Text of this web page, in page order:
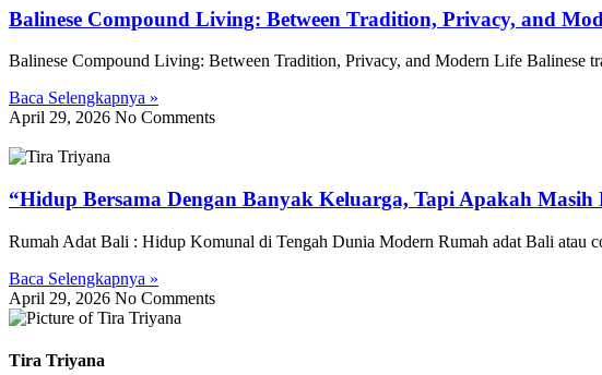
Balinese Compound Living: Between Tradition, Privacy, and
Balinese Compound Living: Between Tradition, Privacy, and Modern Life Balinese
Baca Selengkapnya »
April 29, 2026 No Comments
“Hidup Bersama Dengan Banyak Keluarga, Tapi Apakah Masih
Rumah Adat Bali : Hidup Komunal di Tengah Dunia Modern Rumah adat Bali atau
Baca Selengkapnya »
April 29, 2026 No Comments
Tira Triyana